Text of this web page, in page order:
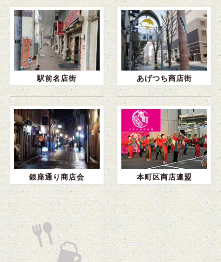
駅前名店街 あげつち商店街
銀座通り商店会 本町区商店連盟